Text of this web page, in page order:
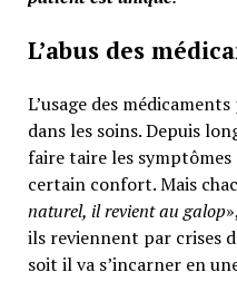
L’abus des
L’usage des
dans les soins. Depuis
faire taire les
certain confort. Mais
naturel, il revient au galop
ils reviennent par crises
soit il va s’incarner en